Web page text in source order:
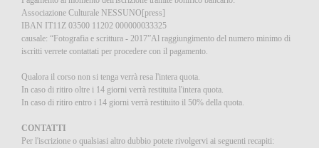
Associazione Culturale NESSUNO[press]
IBAN IT11Z 03500 11202 000000033325
causale: “Fotografia e scrittura - 2017”Al raggiungimento del numero minimo di
iscritti verrete contattati per procedere con il pagamento.
Qualora il corso non si tenga verrà resa l'intera quota.
In caso di ritiro oltre i 14 giorni verrà restituita l'intera quota.
In caso di ritiro entro i 14 giorni verrà restituito il 50% della quota.
CONTATTI
Per l'iscrizione o qualsiasi altro dubbio potete rivolgervi ai seguenti recapiti: